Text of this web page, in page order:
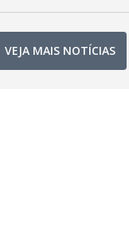
VEJA MAIS NOTÍCIAS